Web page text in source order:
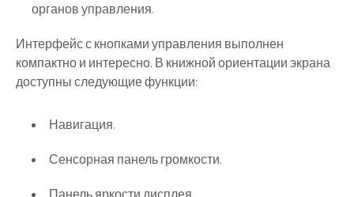
органов управления.
Интерфейс с кнопками управления выполнен
компактно и интересно. В книжной ориентации экрана
доступны следующие функции:
Навигация.
Сенсорная панель громкости.